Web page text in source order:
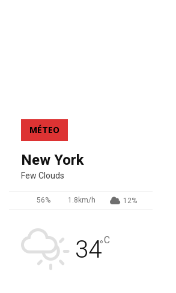
MÉTEO
New York
Few Clouds
56% 1.8km/h 12%
34°C